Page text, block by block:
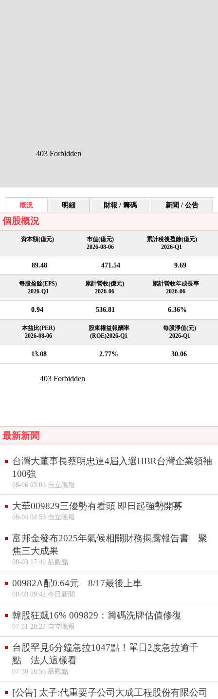
概況 明細 財報 / 籌碼 新聞 / 公告
個股概況
資本額(億元)
市值(億元)
2026-08-06
累計稅後盈餘(億元)
2026-Q1
89.48 471.54 9.69
每股盈餘(EPS)
2026-Q1
累計營收(億元)
2026-06
累計營收年成長率
2026-06
0.94 536.81 6.36%
本益比(PER)
2026-08-06
股東權益報酬率
(ROE)2026-Q1
每股淨值(元)
2026-Q1
13.08 2.77% 30.06
最新新聞
台灣大董事長蔡明忠連4屆入選HBR台灣企業領袖
100強
08-06 03:01 自立晚報
大華009829三優勢有看頭 即日起強勢開募
08-04 04:53 自立晚報
富邦金發布2025年氣候相關財務揭露報告書 聚
焦三大成果
08-03 17:40 品觀點
00982A配0.64元 8/17最後上車
08-03 09:42 今日新聞
韓股狂飆16% 009829：籌碼洗牌估值修復
07-31 20:27 自立晚報
台股罕見6分鐘急拉1047點！單日2度急拉逾千
點 法人這樣看
07-30 16:56 品觀點
[公告] 太子:代重要子公司大成工程股份有限公司